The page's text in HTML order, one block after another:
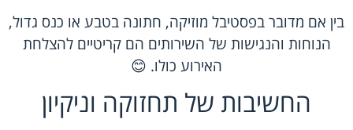
בין אם מדובר בפסטיבל מוזיקה, חתונה בטבע או כנס גדול,
הנוחות והנגישות של השירותים הם קריטיים להצלחת
האירוע כולו. 😊
החשיבות של תחזוקה וניקיון